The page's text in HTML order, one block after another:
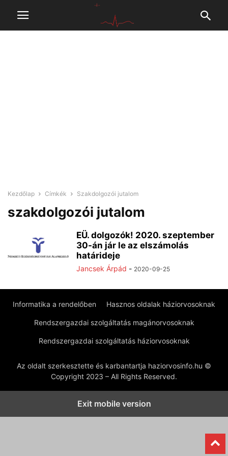
Kezdőlap Címkék Szakdolgozói jutalom
szakdolgozói jutalom
EÜ. dolgozók! 2020. szeptember
30-án jár le az elszámolás
határideje
Jancsek Árpád - 2020-09-25
Informatika a rendelőben Hasznos oldalak háziorvosoknak
Rendszergazdai szolgáltatás magánorvosoknak
Rendszergazdai szolgáltatás háziorvosoknak
Az oldalt szerkesztette és karbantartja haziorvosinfo.hu ©
Copyright 2023 – All Rights Reserved.
Exit mobile version